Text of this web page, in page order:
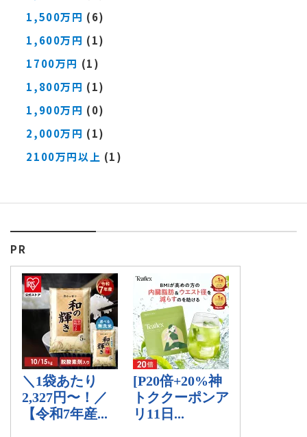
1,500万円 (6)
1,600万円 (1)
1700万円 (1)
1,800万円 (1)
1,900万円 (0)
2,000万円 (1)
2100万円以上 (1)
PR